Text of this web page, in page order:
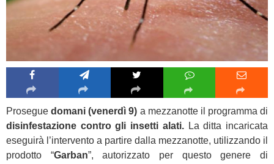
Proseguedomani (venerdì 9) a mezzanotte il programma di
disinfestazione contro gli insetti alati.La ditta incaricata
eseguirà l’intervento a partire dalla mezzanotte, utilizzando il
prodotto “Garban”, autorizzato per questo genere di